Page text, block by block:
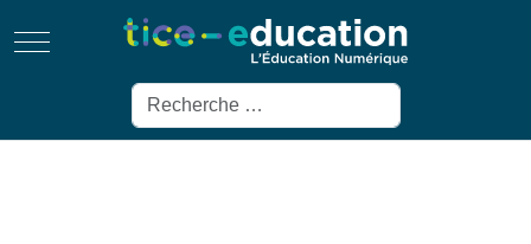
Mobile Menu Toggle
Rechercher